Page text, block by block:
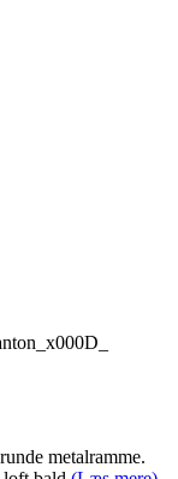
metalramme.